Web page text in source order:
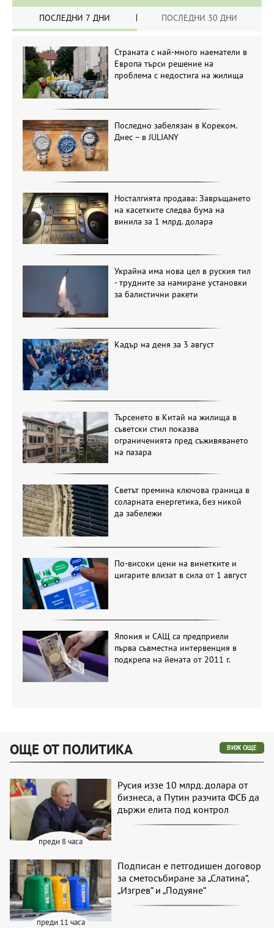
ПОСЛЕДНИ 7 ДНИ ПОСЛЕДНИ 30 ДНИ
Страната с най-много наематели в
Европа търси решение на
проблема с недостига на жилища
Последно забелязан в Кореком.
Днес – в JULIANY
Носталгията продава: Завръщането
на касетките следва бума на
винила за 1 млрд. долара
Украйна има нова цел в руския тил
- трудните за намиране установки
за балистични ракети
Кадър на деня за 3 август
Търсенето в Китай на жилища в
съветски стил показва
ограниченията пред съживяването
на пазара
Светът премина ключова граница в
соларната енергетика, без никой
да забележи
По-високи цени на винетките и
цигарите влизат в сила от 1 август
Япония и САЩ са предприели
първа съвместна интервенция в
подкрепа на йената от 2011 г.
ОЩЕ ОТ ПОЛИТИКА ВИЖ ОЩЕ
преди 8 часа
Русия иззе 10 млрд. долара от
бизнеса, а Путин разчита ФСБ да
държи елита под контрол
преди 11 часа
Подписан е петгодишен договор
за сметосъбиране за „Слатина“,
„Изгрев“ и „Подуяне“